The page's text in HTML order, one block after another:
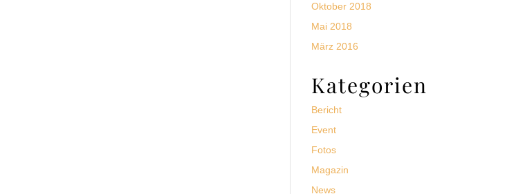
Oktober 2018
Mai 2018
März 2016
Kategorien
Bericht
Event
Fotos
Magazin
News